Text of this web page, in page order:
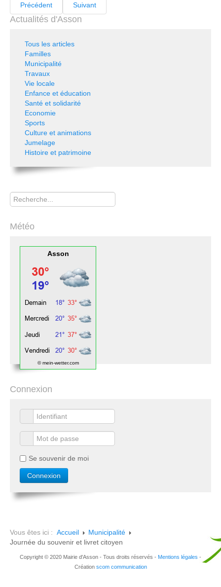
Précédent Suivant
Actualités d'Asson
Tous les articles
Familles
Municipalité
Travaux
Vie locale
Enfance et éducation
Santé et solidarité
Economie
Sports
Culture et animations
Jumelage
Histoire et patrimoine
Rechercher
Météo
Asson
© mein-wetter.com
Connexion
Se souvenir de moi
Vous êtes ici : Accueil
Municipalité
Journée du souvenir et livret citoyen
Copyright © 2020 Mairie d'Asson - Tous droits réservés - Mentions légales -
Création scom communication